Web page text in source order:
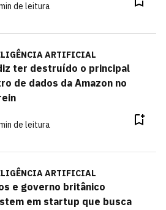
de leitura
ARTIFICIAL
ter destruído o principal
de dados da Amazon no
de leitura
ARTIFICIAL
e governo britânico
em startup que busca